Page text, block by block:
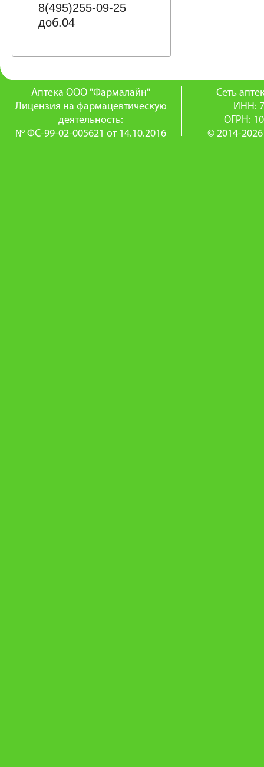
8(495)255-09-25
доб.04
Аптека ООО "Фармалайн"
Лицензия на фармацевтическую
деятельность:
№ ФС-99-02-005621 от 14.10.2016
Сеть
ИНН:
ОГРН:
© 2014-